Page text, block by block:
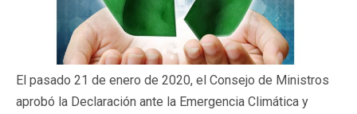
El pasado 21 de enero de 2020, el Consejo de Ministros
aprobó la Declaración ante la Emergencia Climática y